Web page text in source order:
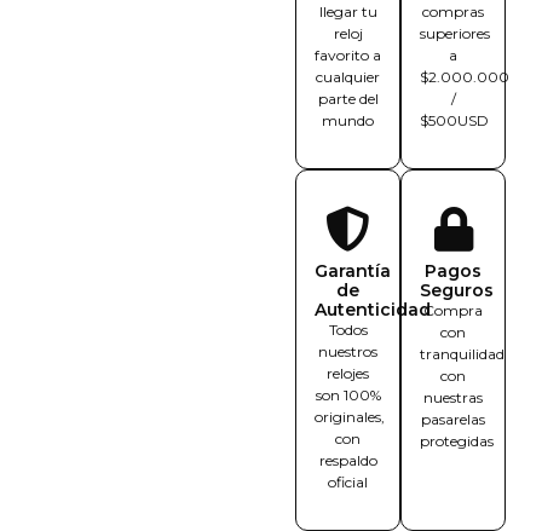
llegar tu
reloj
favorito a
cualquier
parte del
mundo
compras
superiores
a
$2.000.000
/
$500USD
Garantía
de
Autenticidad
Todos
nuestros
relojes
son 100%
originales,
con
respaldo
oficial
Pagos
Seguros
Compra
con
tranquilidad
con
nuestras
pasarelas
protegidas